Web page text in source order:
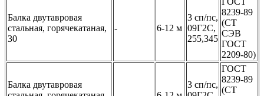
Балка двутавровая
стальная, горячекатаная,
30
- 6-12 м
3 сп/пс,
09Г2С,
255,345
8239-89
(СТ
СЭВ
ГОСТ
2209-80)
Балка двутавровая
3 сп/пс,
ГОСТ
8239-89
(СТ